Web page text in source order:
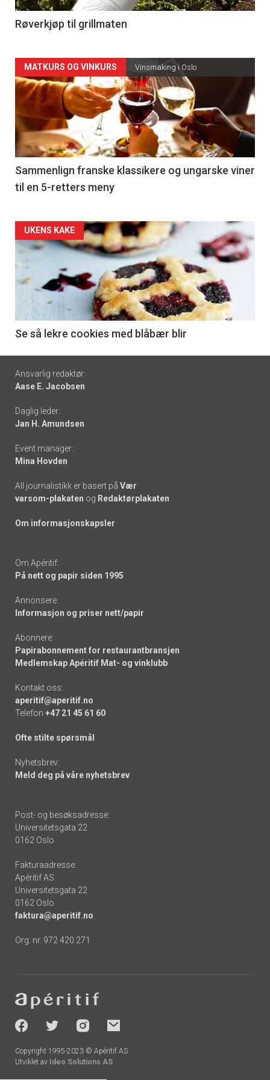
4
Røverkjøp til grillmaten
Forsiden
akkurat
nå
-
5
MATKURS OG VINKURS Vinsmaking i Oslo
Sammenlign franske klassikere og ungarske viner
til en 5-retters meny
Forsiden
akkurat
nå
6
UKENS KAKE
Se så lekre cookies med blåbær blir
Footer
-
links
Ansvarlig redaktør:
Aase E. Jacobsen
Daglig leder:
Jan H. Amundsen
Event manager:
Mina Hovden
All journalistikk er basert på Vær
varsom-plakaten og Redaktørplakaten
Om informasjonskapsler
Om Apéritif:
På nett og papir siden 1995
Annonsere:
Informasjon og priser nett/papir
Abonnere:
Papirabonnement for restaurantbransjen
Medlemskap Apéritif Mat- og vinklubb
Kontakt oss:
aperitif@aperitif.no
Telefon +47 21 45 61 60
Ofte stilte spørsmål
Nyhetsbrev:
Meld deg på våre nyhetsbrev
Post- og besøksadresse:
Universitetsgata 22
0162 Oslo
Fakturaadresse:
Apéritif AS
Universitetsgata 22
0162 Oslo
faktura@aperitif.no
Org. nr. 972 420 271
-
socials
Copyright 1995-2023 © Apéritif AS
Utviklet av Ideo Solutions AS